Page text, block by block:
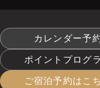
カレンダー予
ポイントプログ
ご宿泊予約はこ